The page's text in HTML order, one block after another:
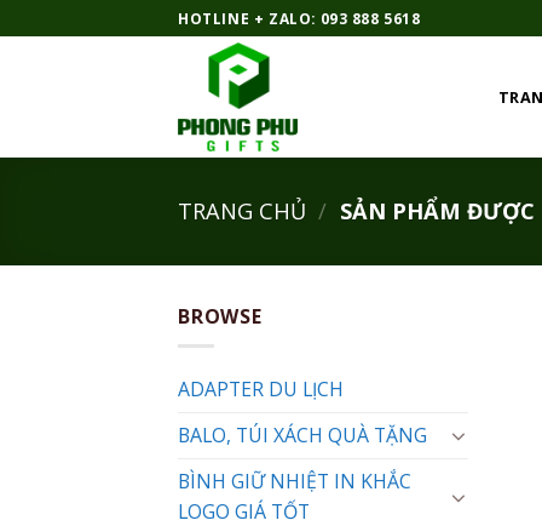
qua
HOTLINE + ZALO: 093 888 5618
TRANG CHỦ / SẢN PHẨM ĐƯỢC
BROWSE
ADAPTER DU LỊCH
BALO, TÚI XÁCH QUÀ TẶNG
BÌNH GIỮ NHIỆT IN KHẮC
LOGO GIÁ TỐT